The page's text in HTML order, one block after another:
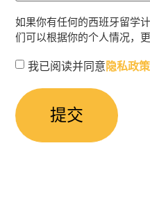
如果你有任何的西班牙留学
们可以根据你的个人情况，
授
同
意
我已阅读并同意 隐私政策